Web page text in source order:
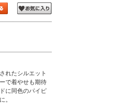
れたシルエット
で着やせも期待
に同色のパイピ
。